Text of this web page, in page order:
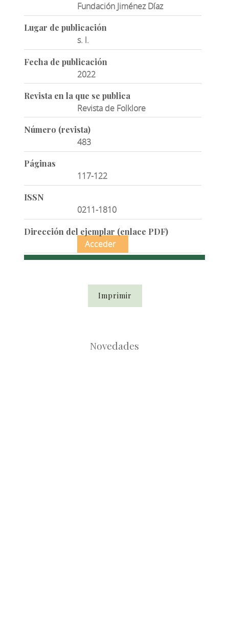
Fundación Jiménez Díaz
Lugar de publicación
s. l.
Fecha de publicación
2022
Revista en la que se publica
Revista de Folklore
Número (revista)
483
Páginas
117-122
ISSN
0211-1810
Dirección del ejemplar (enlace PDF)
Acceder
Imprimir
Novedades